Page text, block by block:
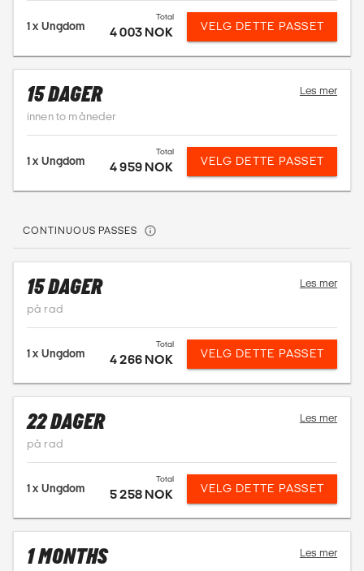
1 x Ungdom
Total
4 003 NOK VELG DETTE PASSET
15 DAGER
innen to måneder
Les mer
1 x Ungdom
Total
4 959 NOK VELG DETTE PASSET
CONTINUOUS PASSES
15 DAGER
på rad
Les mer
1 x Ungdom
Total
4 266 NOK VELG DETTE PASSET
22 DAGER
på rad
Les mer
1 x Ungdom
Total
5 258 NOK VELG DETTE PASSET
1 MONTHS Les mer